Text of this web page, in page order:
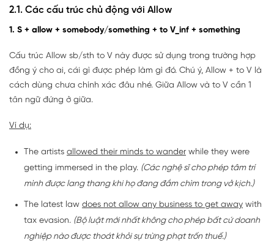
2.1. Các cấu trúc chủ động với Allow
1. S + allow + somebody/something + to V_inf + something
Cấu trúc Allow sb/sth to V này được sử dụng trong trường hợp
đồng ý cho ai, cái gì được phép làm gì đó. Chú ý, Allow + to V là
cách dùng chưa chính xác đâu nhé. Giữa Allow và to V cần 1
tân ngữ đứng ở giữa.
Ví dụ:
The artists allowed their minds to wander while they were
getting immersed in the play. (Các nghệ sĩ cho phép tâm trí
mình được lang thang khi họ đang đắm chìm trong vở kịch.)
The latest law does not allow any business to get away with
tax evasion. (Bộ luật mới nhất không cho phép bất cứ doanh
nghiệp nào được thoát khỏi sự trừng phạt trốn thuế.)